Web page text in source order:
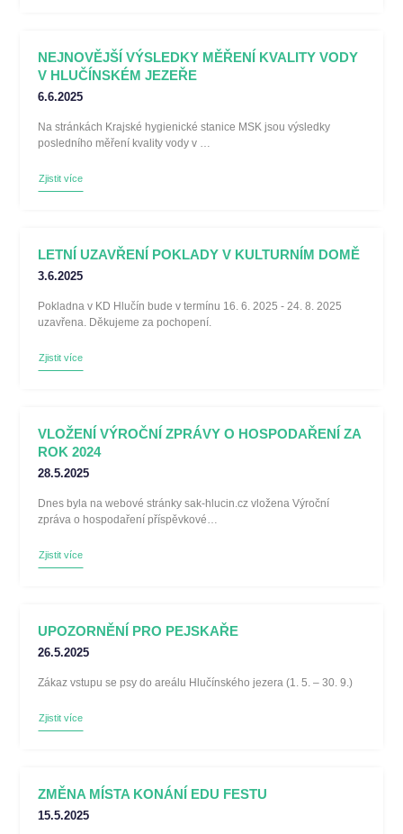
NEJNOVĚJŠÍ VÝSLEDKY MĚŘENÍ KVALITY VODY
V HLUČÍNSKÉM JEZEŘE
6.6.2025
Na stránkách Krajské hygienické stanice MSK jsou výsledky
posledního měření kvality vody v …
Zjistit více
LETNÍ UZAVŘENÍ POKLADY V KULTURNÍM DOMĚ
3.6.2025
Pokladna v KD Hlučín bude v termínu 16. 6. 2025 - 24. 8. 2025
uzavřena. Děkujeme za pochopení.
Zjistit více
VLOŽENÍ VÝROČNÍ ZPRÁVY O HOSPODAŘENÍ ZA
ROK 2024
28.5.2025
Dnes byla na webové stránky sak-hlucin.cz vložena Výroční
zpráva o hospodaření příspěvkové…
Zjistit více
UPOZORNĚNÍ PRO PEJSKAŘE
26.5.2025
Zákaz vstupu se psy do areálu Hlučínského jezera (1. 5. – 30. 9.)
Zjistit více
ZMĚNA MÍSTA KONÁNÍ EDU FESTU
15.5.2025